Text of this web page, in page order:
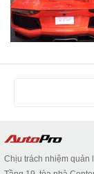
Chịu trách nhiệm quản